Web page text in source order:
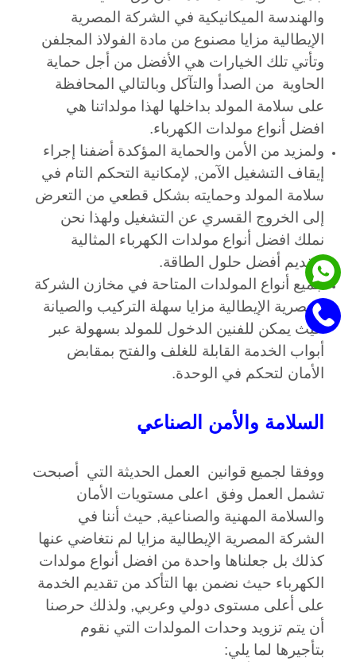
والهندسة الميكانيكية في الشركة المصرية
الإيطالية مزايا مصنوع من مادة الفولاذ المجلفن
وتأتي تلك الخيارات هي الأفضل من أجل حماية
الحاوية من الصدأ والتآكل وبالتالي المحافظة
على سلامة المولد بداخلها لهذا مولداتنا هي
افضل أنواع مولدات الكهرباء.
ولمزيد من الأمن والحماية المؤكدة أضفنا إجراء
إيقاف التشغيل الآمن, لإمكانية التحكم التام في
سلامة المولد وحمايته بشكل قطعي من التعرض
إلى الخروج القسري عن التشغيل ولهذا نحن
نملك افضل أنواع مولدات الكهرباء المثالية
لتقديم أفضل حلول الطاقة.
جميع أنواع المولدات المتاحة في مخازن الشركة
المصرية الإيطالية مزايا سهلة التركيب والصيانة
حيث يمكن للفنين الدخول للمولد بسهولة عبر
أبواب الخدمة القابلة للغلف والفتح بمقابض
الأمان لتحكم في الوحدة.
السلامة والأمن الصناعي
ووفقا لجميع قوانين العمل الحديثة التي أصبحت
تشمل العمل وفق اعلى مستويات الأمان
والسلامة المهنية والصناعية, حيث أننا في
الشركة المصرية الإيطالية مزايا لم نتغاضي عنها
كذلك بل جعلناها واحدة من افضل أنواع مولدات
الكهرباء حيث نضمن بها التأكد من تقديم الخدمة
على أعلى مستوى دولي وعربي, ولذلك حرصنا
أن يتم تزويد وحدات المولدات التي نقوم
بتأجيرها لما يلي: